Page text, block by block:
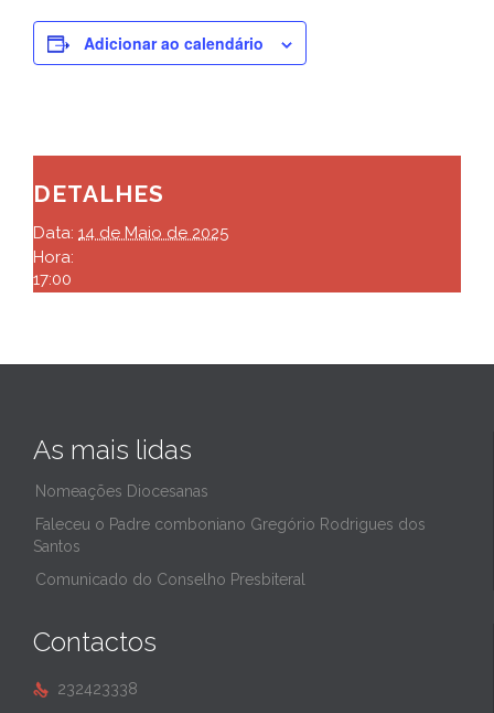
Adicionar ao calendário
DETALHES
Data: 14 de Maio de 2025
Hora:
17:00
As mais lidas
Nomeações Diocesanas
Faleceu o Padre comboniano Gregório Rodrigues dos
Santos
Comunicado do Conselho Presbiteral
Contactos
 232423338